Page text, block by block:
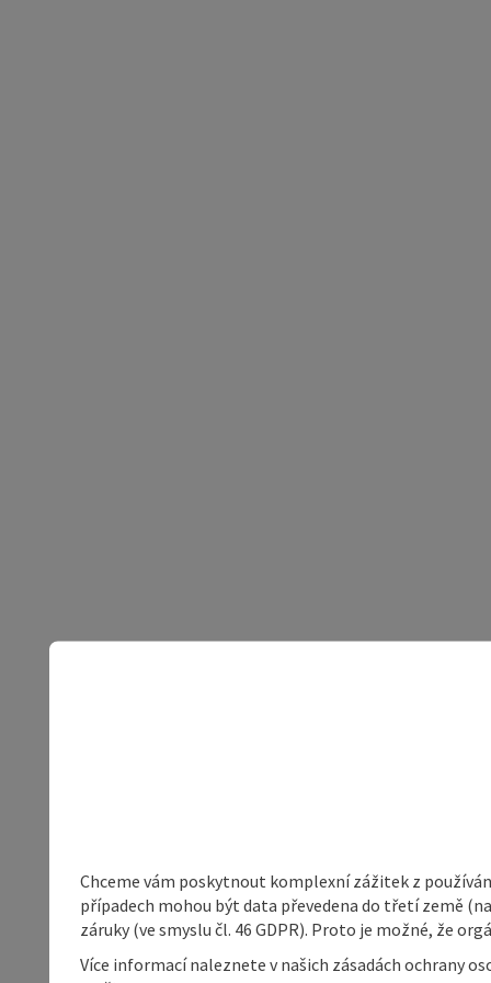
Chceme vám poskytnout komplexní zážitek z
případech mohou být data převedena do třetí země
záruky (ve smyslu čl. 46 GDPR). Proto je možné, že
Více informací naleznete v našich zásadách ochrany